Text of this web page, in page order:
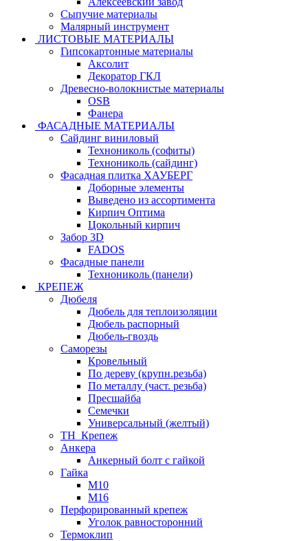
Сыпучие материалы
Малярный инструмент
ЛИСТОВЫЕ МАТЕРИАЛЫ
Гипсокартонные материалы
Аксолит
Декоратор ГКЛ
Древесно-волокнистые материалы
OSB
Фанера
ФАСАДНЫЕ МАТЕРИАЛЫ
Сайдинг виниловый
Технониколь (софиты)
Технониколь (сайдинг)
Фасадная плитка ХАУБЕРГ
Доборные элементы
Выведено из ассортимента
Кирпич Оптима
Цокольный кирпич
Забор 3D
FADOS
Фасадные панели
Технониколь (панели)
КРЕПЕЖ
Дюбеля
Дюбель для теплоизоляции
Дюбель распорный
Дюбель-гвоздь
Саморезы
Кровельный
По дереву (крупн.резьба)
По металлу (част. резьба)
Пресшайба
Семечки
Универсальный (желтый)
ТН_Крепеж
Анкера
Анкерный болт с гайкой
Гайка
М10
М16
Перфорированный крепеж
Уголок равносторонний
Термоклип